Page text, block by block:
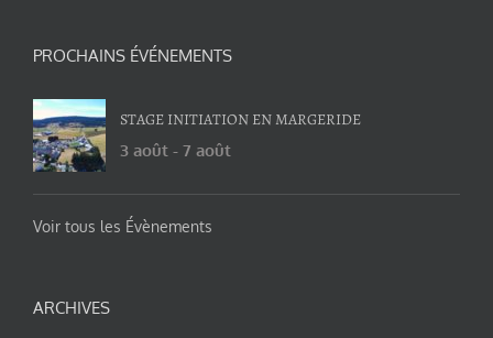
PROCHAINS ÉVÉNEMENTS
STAGE INITIATION EN MARGERIDE
3 août - 7 août
Voir tous les Évènements
ARCHIVES